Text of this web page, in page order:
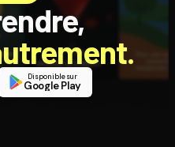
Disponible sur
Google Play